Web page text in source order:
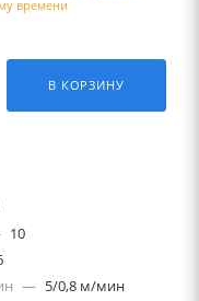
В КОРЗИНУ
10
— 5/0,8 м/мин